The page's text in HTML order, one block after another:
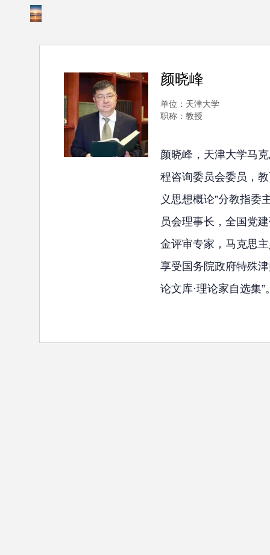
颜晓峰
单位：天津大学
职称：教授
颜晓峰，天津大学马
程咨询委员会委员，
义思想概论”分教指委
员会理事长，全国党
金评审专家，马克思
享受国务院政府特殊
论文库·理论家自选集”